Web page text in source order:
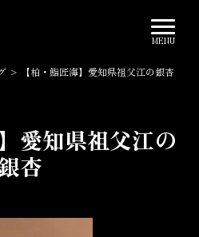
> 【柏・鮨匠海】愛知県祖父江の銀杏
愛知県祖父江の
杏